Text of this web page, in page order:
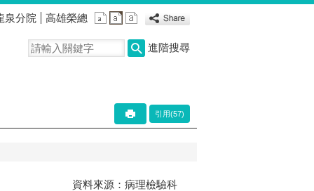
泉分院 高雄榮總
進階搜尋
引用(57)
資料來源：病理檢驗科